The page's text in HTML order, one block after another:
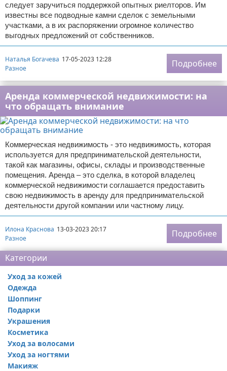
следует заручиться поддержкой опытных риелторов. Им
известны все подводные камни сделок с земельными
участками, а в их распоряжении огромное количество
выгодных предложений от собственников.
Наталья Богачева 17-05-2023 12:28
Разное
Подробнее
Аренда коммерческой недвижимости: на
что обращать внимание
Коммерческая недвижимость - это недвижимость, которая
используется для предпринимательской деятельности,
такой как магазины, офисы, склады и производственные
помещения. Аренда – это сделка, в которой владелец
коммерческой недвижимости соглашается предоставить
свою недвижимость в аренду для предпринимательской
деятельности другой компании или частному лицу.
Илона Краснова 13-03-2023 20:17
Разное
Подробнее
Категории
Уход за кожей
Одежда
Шоппинг
Подарки
Украшения
Косметика
Уход за волосами
Уход за ногтями
Макияж